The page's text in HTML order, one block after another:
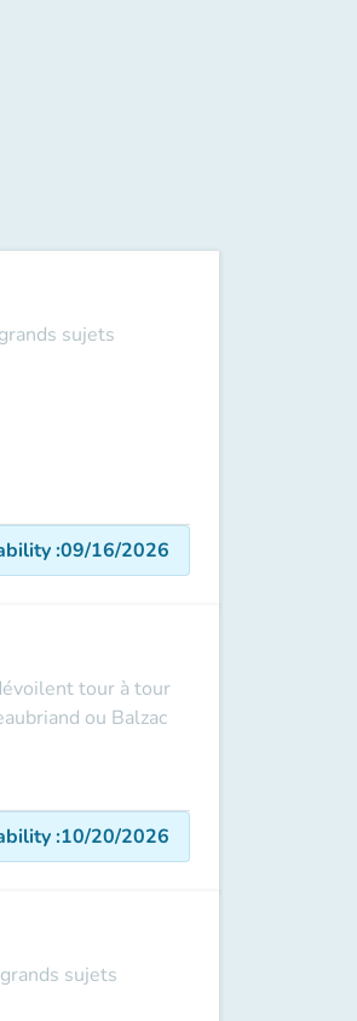
sujets
:09/16/2026
tour à tour
ou Balzac
:10/20/2026
sujets